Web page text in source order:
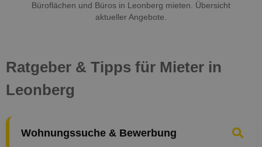
Büroflächen und Büros in Leonberg mieten. Übersicht
aktueller Angebote.
Ratgeber & Tipps für Mieter in
Leonberg
Wohnungssuche & Bewerbung